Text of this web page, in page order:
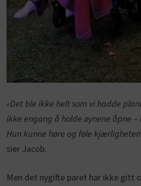
«Det ble ikke helt som vi hadde
ikke engang å holde øynene åpne –
Hun kunne høre og føle
sier Jacob.
Men det nygifte paret har ikke gitt